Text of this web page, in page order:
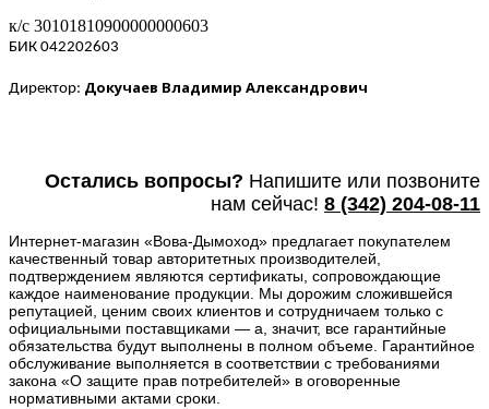
к/с 30101810900000000603
БИК 042202603
Директор: Докучаев Владимир Александрович
Остались вопросы? Напишите или позвоните
нам сейчас! 8 (342) 204-08-11
Интернет-магазин «Вова-Дымоход» предлагает покупателем
качественный товар авторитетных производителей,
подтверждением являются сертификаты, сопровождающие
каждое наименование продукции. Мы дорожим сложившейся
репутацией, ценим своих клиентов и сотрудничаем только с
официальными поставщиками — а, значит, все гарантийные
обязательства будут выполнены в полном объеме. Гарантийное
обслуживание выполняется в соответствии с требованиями
закона «О защите прав потребителей» в оговоренные
нормативными актами сроки.